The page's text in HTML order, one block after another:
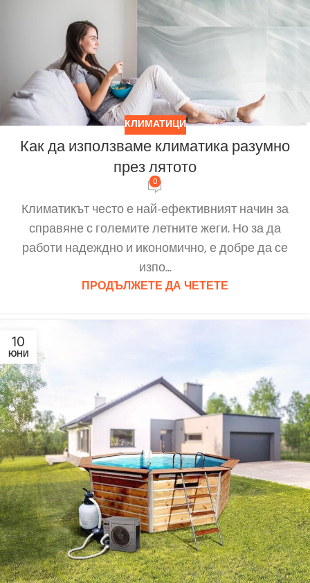
КЛИМАТИЦИ
Как да използваме климатика разумно
през лятото
0
Климатикът често е най-ефективният начин за
справяне с големите летните жеги. Но за да
работи надеждно и икономично, е добре да се
изпо...
ПРОДЪЛЖЕТЕ ДА ЧЕТЕТЕ
10
ЮНИ